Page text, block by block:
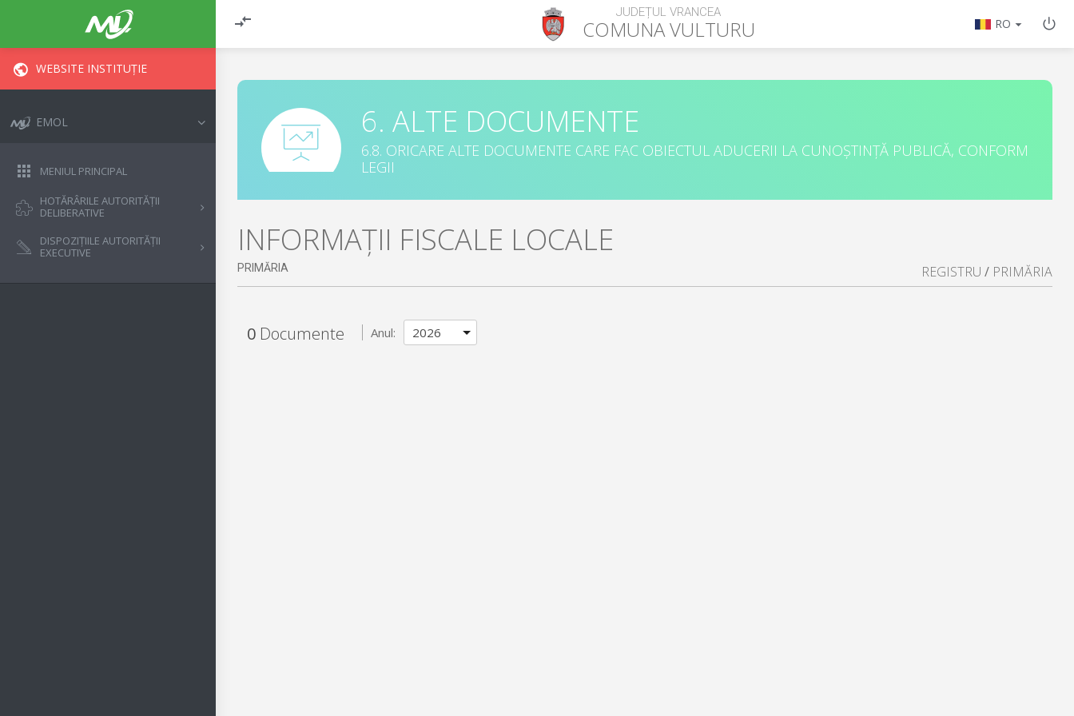
JUDEȚUL VRANCEA
COMUNAVULTURU RO
WEBSITE INSTITUȚIE
EMOL
MENIUL PRINCIPAL
HOTĂRÂRILE AUTORITĂȚII
DELIBERATIVE
DISPOZIȚIILE AUTORITĂȚII
EXECUTIVE
6. ALTE DOCUMENTE
6.8. ORICARE ALTE DOCUMENTE CARE FAC OBIECTUL ADUCERII LA CUNOȘTINȚĂ PUBLICĂ, CONFORM
LEGII
INFORMAȚII FISCALE LOCALE
PRIMĂRIA REGISTRU / PRIMĂRIA
0 Documente Anul: